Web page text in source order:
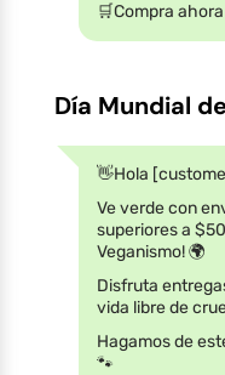
🛒Compra ahora
Día Mundial
👋Hola
Ve verde con
superiores a
Veganismo! 🌍
Disfruta
vida libre de
Hagamos de
🐾